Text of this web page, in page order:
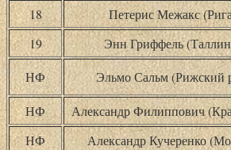
18 Петерис Межакс
19
Энн Гриффель
НФ
Эльмо Сальм (Рижский
НФ Александр Филиппович
НФ
Александр Кучеренко